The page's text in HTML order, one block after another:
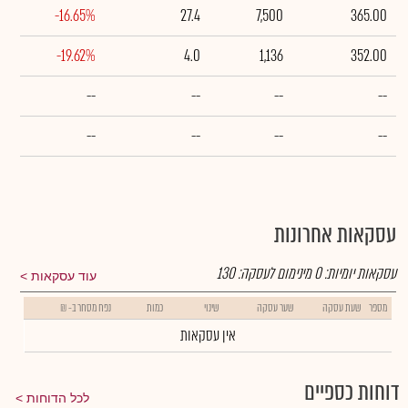
365.00
7,500
27.4
-16.65%
352.00
1,136
4.0
-19.62%
--
--
--
--
--
--
--
--
עסקאות אחרונות
עוד עסקאות עסקאות יומיות:0מינימום לעסקה:130
מספר שעת עסקה שער עסקה שינוי כמות נפח מסחר ב- ₪
אין עסקאות
דוחות כספיים לכל הדוחות